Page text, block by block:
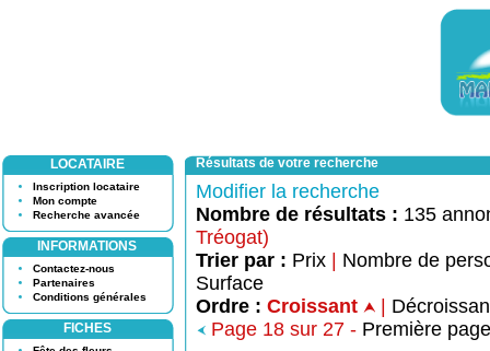
LOCATAIRE
Inscription locataire
Mon compte
Recherche avancée
INFORMATIONS
Contactez-nous
Partenaires
Conditions générales
FICHES
Résultats de votre recherche
Modifier la recherche
Nombre de résultats : 135
Tréogat)
Trier par : Prix
Nombre de
Surface
Ordre : Croissant
Page 18 sur 27 - Première